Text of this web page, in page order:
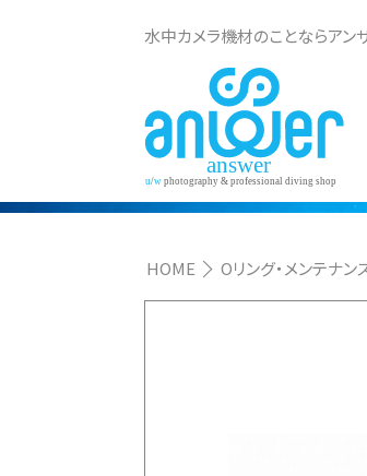
水中カメラ機材のことならアン
HOME Oリング・メンテナン